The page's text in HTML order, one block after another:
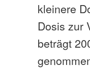
kleinere
Dosis zur
beträgt